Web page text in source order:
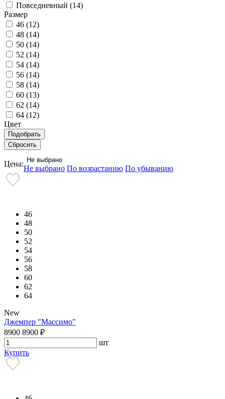
Повседневный (14)
Размер
46 (12)
48 (14)
50 (14)
52 (14)
54 (14)
56 (14)
58 (14)
60 (13)
62 (14)
64 (12)
Цвет
Цена: Не выбрано
Не выбрано По возрастанию По убыванию
46
48
50
52
54
56
58
60
62
64
New
Джемпер "Массимо"
8900 8900 ₽
шт
Купить